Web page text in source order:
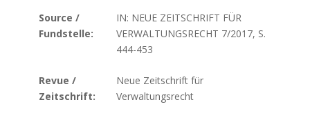
Source /
Fundstelle:
IN: NEUE ZEITSCHRIFT FÜR
VERWALTUNGSRECHT 7/2017, S.
444-453
Revue /
Zeitschrift:
Neue Zeitschrift für
Verwaltungsrecht